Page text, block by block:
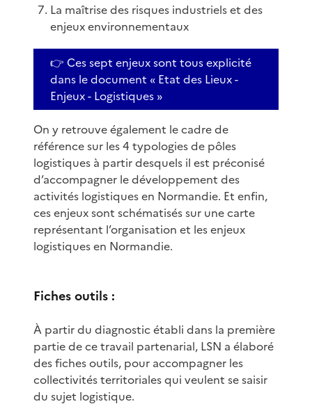
La maîtrise des risques industriels et des
enjeux environnementaux
👉 Ces sept enjeux sont tous explicité
dans le document « Etat des Lieux -
Enjeux - Logistiques »
On y retrouve également le cadre de
référence sur les 4 typologies de pôles
logistiques à partir desquels il est préconisé
d’accompagner le développement des
activités logistiques en Normandie. Et enfin,
ces enjeux sont schématisés sur une carte
représentant l’organisation et les enjeux
logistiques en Normandie.
Fiches outils :
À partir du diagnostic établi dans la première
partie de ce travail partenarial, LSN a élaboré
des fiches outils, pour accompagner les
collectivités territoriales qui veulent se saisir
du sujet logistique.